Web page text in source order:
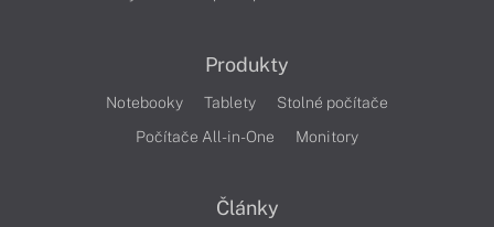
Produkty
Notebooky Tablety
Stolné počítače
Počítače All-in-One
Monitory
Články